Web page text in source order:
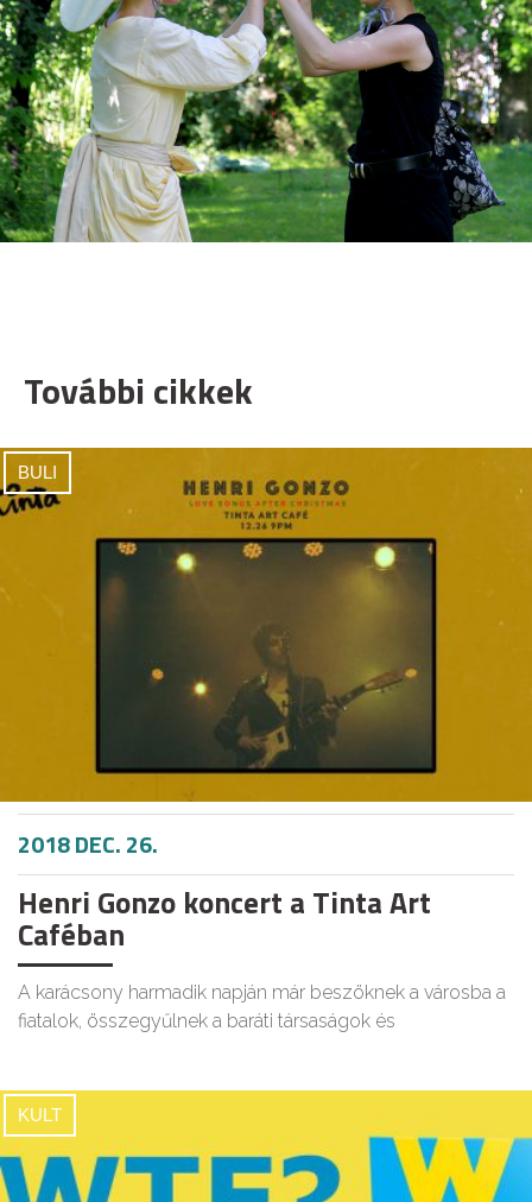
További cikkek
BULI
2018 DEC. 26.
Henri Gonzo koncert a Tinta Art
Caféban
A karácsony harmadik napján már beszöknek a városba a
fiatalok, összegyűlnek a baráti társaságok és
KULT